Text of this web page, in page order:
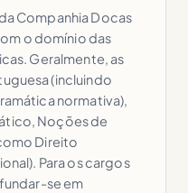
Companhia Docas
o domínio das
Geralmente, as
(incluindo
normativa),
Noções de
Direito
Para os cargos
se em